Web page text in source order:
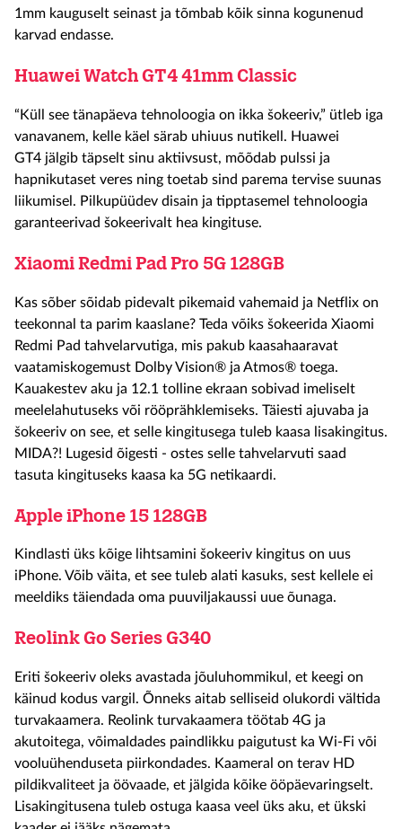
1mm kauguselt seinast ja tõmbab kõik sinna kogunenud
karvad endasse.
Huawei Watch GT4 41mm Classic
“Küll see tänapäeva tehnoloogia on ikka šokeeriv,” ütleb iga
vanavanem, kelle käel särab uhiuus nutikell. Huawei
GT4 jälgib täpselt sinu aktiivsust, mõõdab pulssi ja
hapnikutaset veres ning toetab sind parema tervise suunas
liikumisel. Pilkupüüdev disain ja tipptasemel tehnoloogia
garanteerivad šokeerivalt hea kingituse.
Xiaomi Redmi Pad Pro 5G 128GB
Kas sõber sõidab pidevalt pikemaid vahemaid ja Netflix on
teekonnal ta parim kaaslane? Teda võiks šokeerida Xiaomi
Redmi Pad tahvelarvutiga, mis pakub kaasahaaravat
vaatamiskogemust Dolby Vision® ja Atmos® toega.
Kauakestev aku ja 12.1 tolline ekraan sobivad imeliselt
meelelahutuseks või rööprähklemiseks. Täiesti ajuvaba ja
šokeeriv on see, et selle kingitusega tuleb kaasa lisakingitus.
MIDA?! Lugesid õigesti - ostes selle tahvelarvuti saad
tasuta kingituseks kaasa ka 5G netikaardi.
Apple iPhone 15 128GB
Kindlasti üks kõige lihtsamini šokeeriv kingitus on uus
iPhone. Võib väita, et see tuleb alati kasuks, sest kellele ei
meeldiks täiendada oma puuviljakaussi uue õunaga.
Reolink Go Series G340
Eriti šokeeriv oleks avastada jõuluhommikul, et keegi on
käinud kodus vargil. Õnneks aitab selliseid olukordi vältida
turvakaamera. Reolink turvakaamera töötab 4G ja
akutoitega, võimaldades paindlikku paigutust ka Wi-Fi või
vooluühenduseta piirkondades. Kaameral on terav HD
pildikvaliteet ja öövaade, et jälgida kõike ööpäevaringselt.
Lisakingitusena tuleb ostuga kaasa veel üks aku, et ükski